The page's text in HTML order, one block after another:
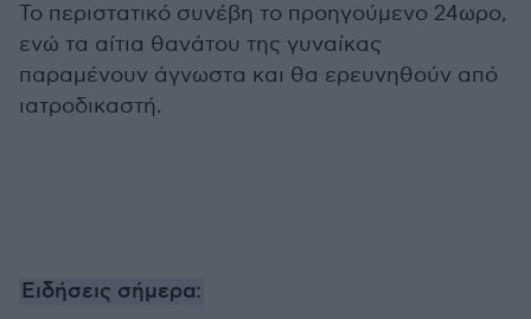
Το περιστατικό συνέβη το προηγούμενο 24ωρο,
ενώ τα αίτια θανάτου της γυναίκας
παραμένουν άγνωστα και θα ερευνηθούν από
ιατροδικαστή.
Ειδήσεις σήμερα: